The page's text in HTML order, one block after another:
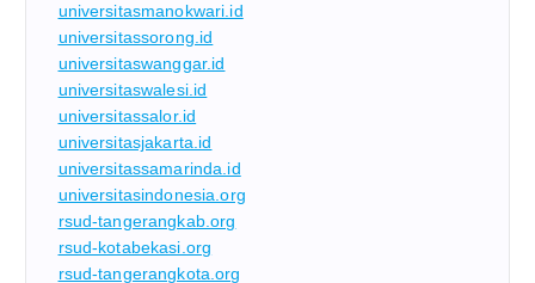
universitasmanokwari.id
universitassorong.id
universitaswanggar.id
universitaswalesi.id
universitassalor.id
universitasjakarta.id
universitassamarinda.id
universitasindonesia.org
rsud-tangerangkab.org
rsud-kotabekasi.org
rsud-tangerangkota.org